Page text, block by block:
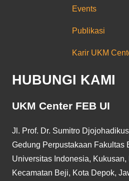
Events
Publikasi
Karir UKM
HUBUNGI KAMI
UKM Center FEB UI
Jl. Prof. Dr. Sumitro
Gedung Perpustakaan Fakultas
Universitas Indonesia, Kukusan,
Kecamatan Beji, Kota Depok,